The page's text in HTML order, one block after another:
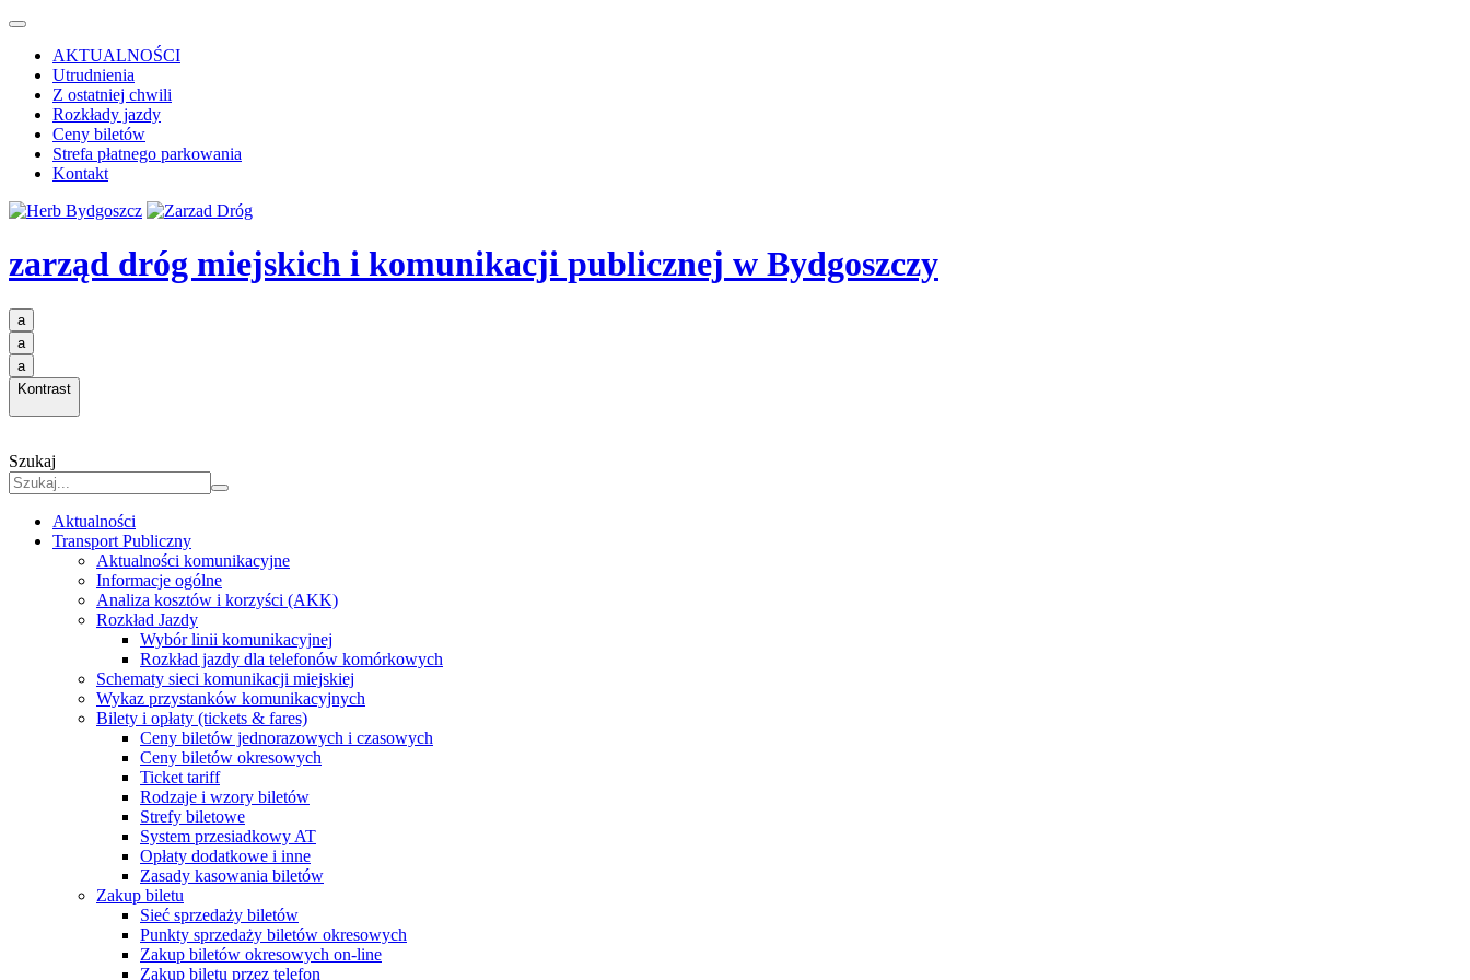
AKTUALNOŚCI
Utrudnienia
Z ostatniej chwili
Rozkłady jazdy
Ceny biletów
Strefa płatnego parkowania
Kontakt
zarząd dróg miejskich i komunikacji publicznej w Bydgoszczy
a
a
a
Kontrast
Szukaj
Aktualności
Transport Publiczny
Aktualności komunikacyjne
Informacje ogólne
Analiza kosztów i korzyści (AKK)
Rozkład Jazdy
Wybór linii komunikacyjnej
Rozkład jazdy dla telefonów komórkowych
Schematy sieci komunikacji miejskiej
Wykaz przystanków komunikacyjnych
Bilety i opłaty (tickets & fares)
Ceny biletów jednorazowych i czasowych
Ceny biletów okresowych
Ticket tariff
Rodzaje i wzory biletów
Strefy biletowe
System przesiadkowy AT
Opłaty dodatkowe i inne
Zasady kasowania biletów
Zakup biletu
Sieć sprzedaży biletów
Punkty sprzedaży biletów okresowych
Zakup biletów okresowych on-line
Zakup biletu przez telefon